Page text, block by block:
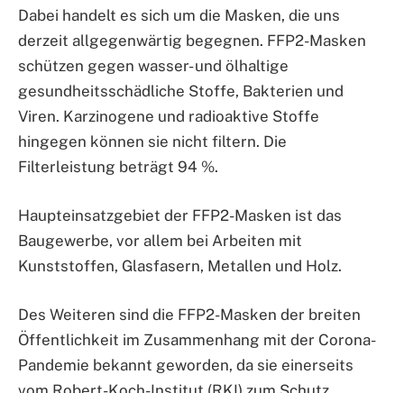
Dabei handelt es sich um die Masken, die uns
derzeit allgegenwärtig begegnen. FFP2-Masken
schützen gegen wasser- und ölhaltige
gesundheitsschädliche Stoffe, Bakterien und
Viren. Karzinogene und radioaktive Stoffe
hingegen können sie nicht filtern. Die
Filterleistung beträgt 94 %.
Haupteinsatzgebiet der FFP2-Masken ist das
Baugewerbe, vor allem bei Arbeiten mit
Kunststoffen, Glasfasern, Metallen und Holz.
Des Weiteren sind die FFP2-Masken der breiten
Öffentlichkeit im Zusammenhang mit der Corona-
Pandemie bekannt geworden, da sie einerseits